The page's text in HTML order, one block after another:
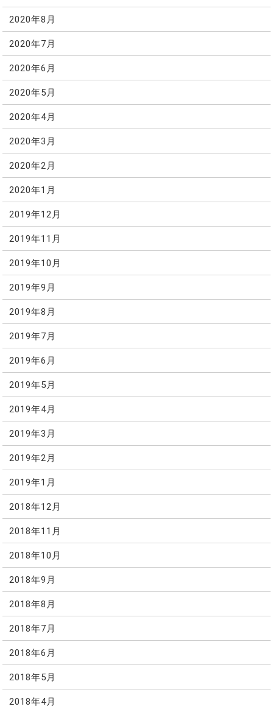
2020年8月
2020年7月
2020年6月
2020年5月
2020年4月
2020年3月
2020年2月
2020年1月
2019年12月
2019年11月
2019年10月
2019年9月
2019年8月
2019年7月
2019年6月
2019年5月
2019年4月
2019年3月
2019年2月
2019年1月
2018年12月
2018年11月
2018年10月
2018年9月
2018年8月
2018年7月
2018年6月
2018年5月
2018年4月